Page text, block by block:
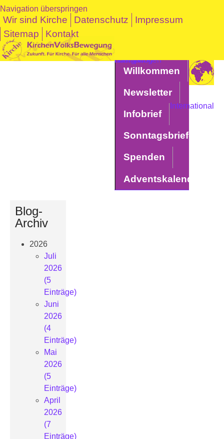
Navigation überspringen
Wir sind Kirche Datenschutz
Impressum
Sitemap
Kontakt
International
Navigation überspringen
Willkommen
Newsletter
Infobrief
Sonntagsbriefe
Spenden
Adventskalender
Blog-
Archiv
2026
Juli
2026
(5
Einträge)
Juni
2026
(4
Einträge)
Mai
2026
(5
Einträge)
April
2026
(7
Einträge)